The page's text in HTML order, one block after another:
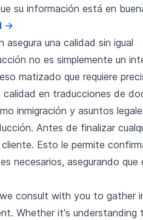
su información está en
→
una calidad sin igual
no es simplemente un
matizado que requiere
calidad en traducciones de
inmigración y asuntos
Antes de finalizar
Esto le permite
necesarios, asegurando
consult with you to gather
Whether it's understanding